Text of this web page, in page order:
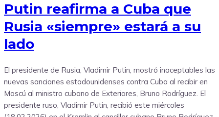
Putin reafirma a Cuba que
Rusia «siempre» estará a su
lado
El presidente de Rusia, Vladimir Putin, mostró inaceptables las
nuevas sanciones estadounidenses contra Cuba al recibir en
Moscú al ministro cubano de Exteriores, Bruno Rodríguez. El
presidente ruso, Vladimir Putin, recibió este miércoles